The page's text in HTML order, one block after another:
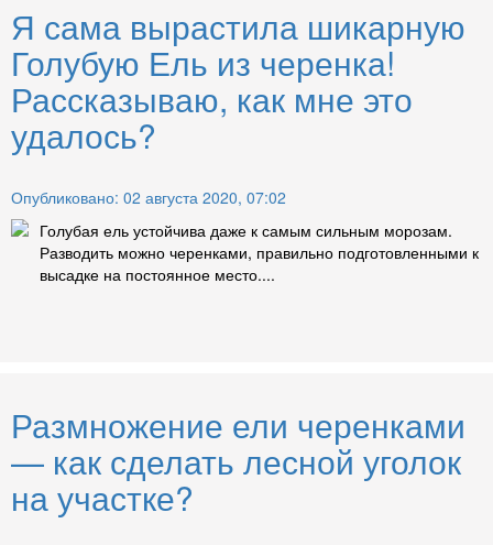
Я сама вырастила шикарную
Голубую Ель из черенка!
Рассказываю, как мне это
удалось?
Опубликовано: 02 августа 2020, 07:02
Голубая ель устойчива даже к самым сильным морозам.
Разводить можно черенками, правильно подготовленными к
высадке на постоянное место....
Размножение ели черенками
— как сделать лесной уголок
на участке?